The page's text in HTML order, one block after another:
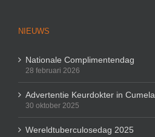
NIEUWS
Nationale Complimentendag
28 februari 2026
Advertentie Keurdokter in Cumela
30 oktober 2025
Wereldtuberculosedag 2025